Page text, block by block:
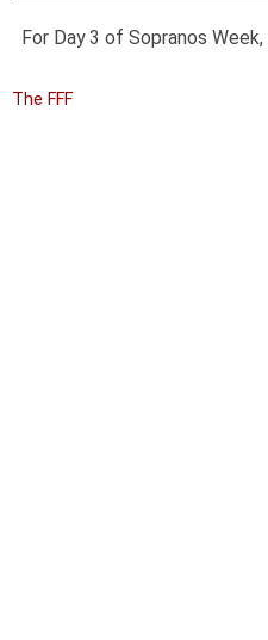
For Day 3 of Sopranos
The FFF